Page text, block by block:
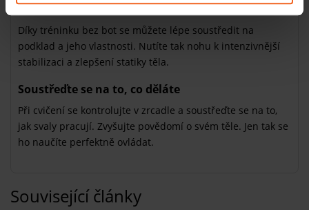
Cvičte bez bot
Díky tréninku bez bot se můžete lépe soustředit na
podklad a jeho vlastnosti. Nutíte tak nohu k intenzivnější
stabilizaci a zlepšení statiky těla.
Soustřeďte se na to, co děláte
Při cvičení se kontrolujte v zrcadle a soustřeďte se na to,
jak svaly pracují. Zvyšujte povědomí o svém těle. Jen tak se
ho naučíte perfektně ovládat.
Související články